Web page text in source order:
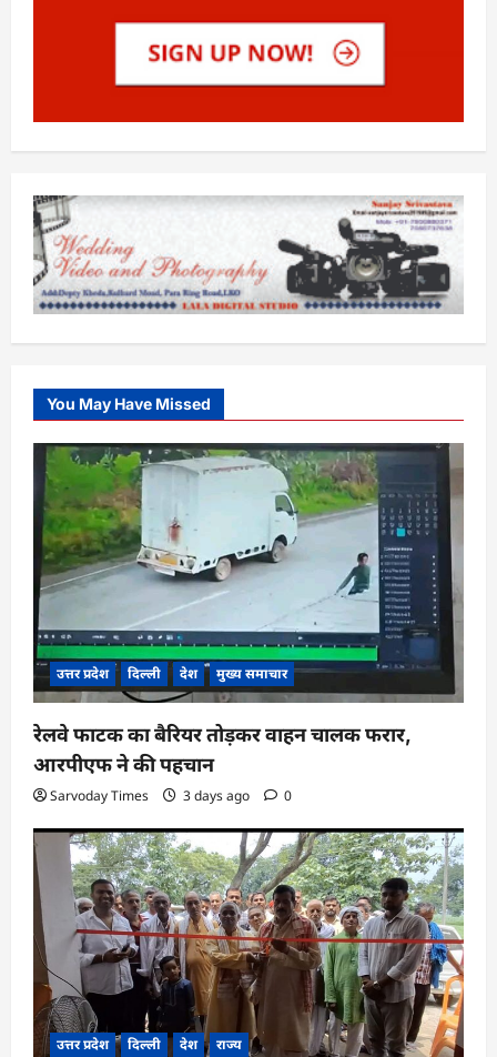
You May Have Missed
उत्तर प्रदेश दिल्ली देश मुख्य समाचार
रेलवे फाटक का बैरियर तोड़कर वाहन चालक फरार,
आरपीएफ ने की पहचान
Sarvoday Times 3 days ago 0
उत्तर प्रदेश दिल्ली देश राज्य